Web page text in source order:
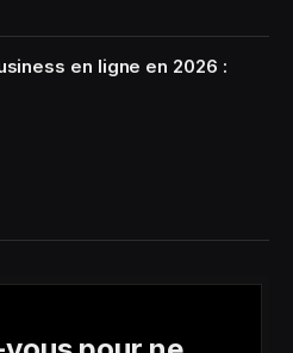
en ligne en 2026 :